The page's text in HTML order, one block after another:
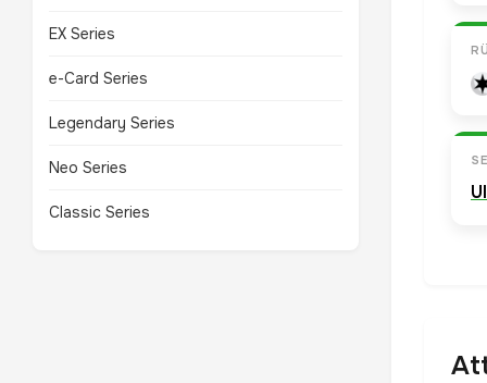
EX Series
e-Card Series
Legendary Series
Neo Series
Classic Series